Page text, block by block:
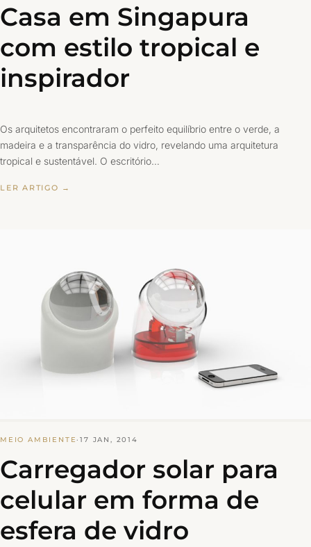
Casa em Singapura
com estilo tropical e
inspirador
Os arquitetos encontraram o perfeito equilíbrio entre o verde, a
madeira e a transparência do vidro, revelando uma arquitetura
tropical e sustentável. O escritório…
LER ARTIGO →
MEIO AMBIENTE·17 JAN, 2014
Carregador solar para
celular em forma de
esfera de vidro